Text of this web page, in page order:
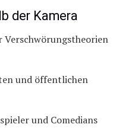
der Kamera
Verschwörungstheorien
und öffentlichen
und Comedians